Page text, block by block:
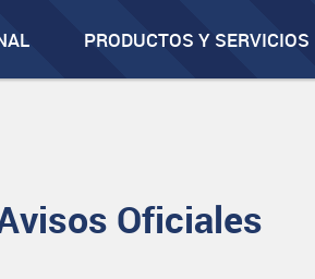
PRODUCTOS Y SERVICIOS
Oficiales